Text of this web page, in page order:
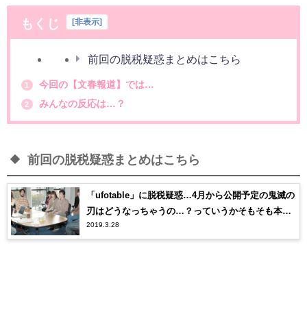
もくじ 非表示
前回の脱税疑惑まとめはこちら
1 今回の【文春報道】では…
2 みんなの反応は…？
前回の脱税疑惑まとめはこちら
「ufotable」に脱税疑惑…4月から公開予定の鬼滅の
刃はどうなっちゃうの…？っていうかそもそも本
当…？
2019.3.28